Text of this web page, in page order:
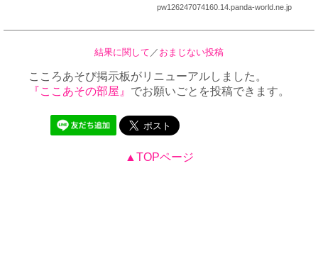
pw126247074160.14.panda-world.ne.jp
結果に関して ／ おまじない投稿
こころあそび掲示板がリニューアルしました。
『ここあその部屋』 でお願いごとを投稿できます。
▲TOPページ